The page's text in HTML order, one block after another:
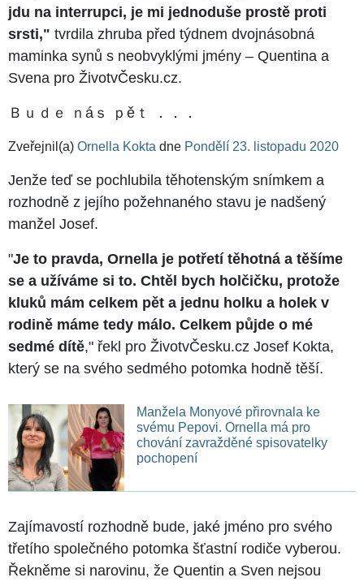
jdu na interrupci, je mi jednoduše prostě proti
srsti," tvrdila zhruba před týdnem dvojnásobná
maminka synů s neobvyklými jmény – Quentina a
Svena pro ŽivotvČesku.cz.
Ｂｕｄｅ ｎáｓ ｐěｔ ．．．
Zveřejnil(a) Ornella Kokta dne Pondělí 23. listopadu 2020
Jenže teď se pochlubila těhotenským snímkem a
rozhodně z jejího požehnaného stavu je nadšený
manžel Josef.
"Je to pravda, Ornella je potřetí těhotná a těšíme
se a užíváme si to. Chtěl bych holčičku, protože
kluků mám celkem pět a jednu holku a holek v
rodině máme tedy málo. Celkem půjde o mé
sedmé dítě," řekl pro ŽivotvČesku.cz Josef Kokta,
který se na svého sedmého potomka hodně těší.
Manžela Monyové přirovnala ke
svému Pepovi. Ornella má pro
chování zavražděné spisovatelky
pochopení
Zajímavostí rozhodně bude, jaké jméno pro svého
třetího společného potomka šťastní rodiče vyberou.
Řekněme si narovinu, že Quentin a Sven nejsou